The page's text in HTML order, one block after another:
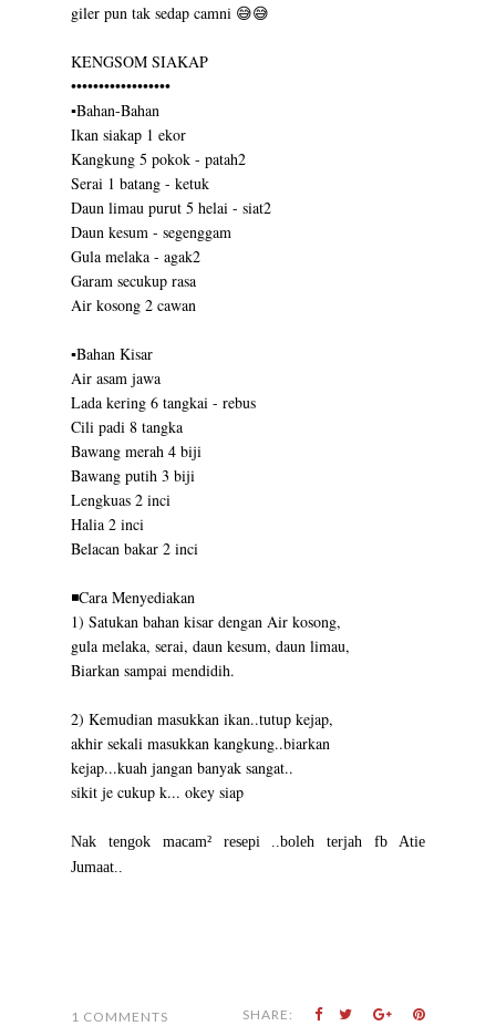
giler pun tak sedap camni 😅😅
KENGSOM SIAKAP
••••••••••••••••••
▪️Bahan-Bahan
Ikan siakap 1 ekor
Kangkung 5 pokok - patah2
Serai 1 batang - ketuk
Daun limau purut 5 helai - siat2
Daun kesum - segenggam
Gula melaka - agak2
Garam secukup rasa
Air kosong 2 cawan
▪️Bahan Kisar
Air asam jawa
Lada kering 6 tangkai - rebus
Cili padi 8 tangka
Bawang merah 4 biji
Bawang putih 3 biji
Lengkuas 2 inci
Halia 2 inci
Belacan bakar 2 inci
◾️Cara Menyediakan
1) Satukan bahan kisar dengan Air kosong,
gula melaka, serai, daun kesum, daun limau,
Biarkan sampai mendidih.
2) Kemudian masukkan ikan..tutup kejap,
akhir sekali masukkan kangkung..biarkan
kejap...kuah jangan banyak sangat..
sikit je cukup k... okey siap
Nak tengok macam² resepi ..boleh terjah fb Atie
Jumaat..
1 COMMENTS SHARE: